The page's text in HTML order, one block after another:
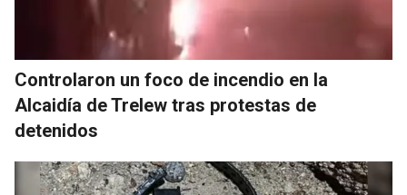
Controlaron un foco de incendio en la
Alcaidía de Trelew tras protestas de
detenidos